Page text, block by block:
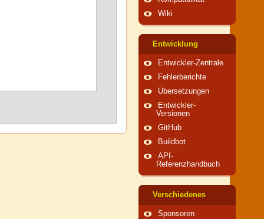
Wiki
Entwicklung
Entwickler-Zentrale
Fehlerberichte
Übersetzungen
Entwickler-
Versionen
GitHub
Buildbot
API-
Referenzhandbuch
Verschiedenes
Sponsoren